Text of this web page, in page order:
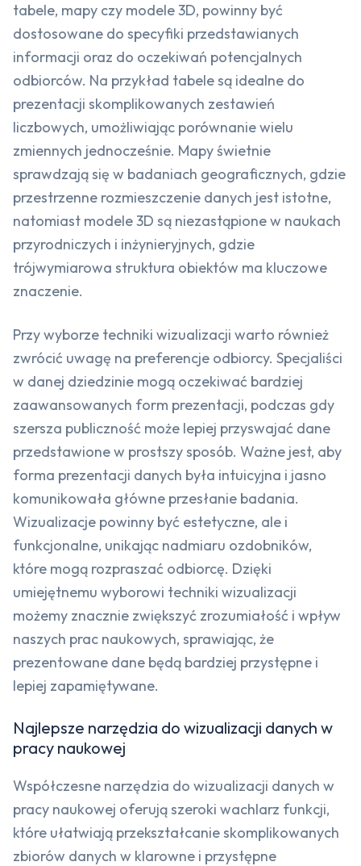
tabele, mapy czy modele 3D, powinny być
dostosowane do specyfiki przedstawianych
informacji oraz do oczekiwań potencjalnych
odbiorców. Na przykład tabele są idealne do
prezentacji skomplikowanych zestawień
liczbowych, umożliwiając porównanie wielu
zmiennych jednocześnie. Mapy świetnie
sprawdzają się w badaniach geograficznych, gdzie
przestrzenne rozmieszczenie danych jest istotne,
natomiast modele 3D są niezastąpione w naukach
przyrodniczych i inżynieryjnych, gdzie
trójwymiarowa struktura obiektów ma kluczowe
znaczenie.
Przy wyborze techniki wizualizacji warto również
zwrócić uwagę na preferencje odbiorcy. Specjaliści
w danej dziedzinie mogą oczekiwać bardziej
zaawansowanych form prezentacji, podczas gdy
szersza publiczność może lepiej przyswajać dane
przedstawione w prostszy sposób. Ważne jest, aby
forma prezentacji danych była intuicyjna i jasno
komunikowała główne przesłanie badania.
Wizualizacje powinny być estetyczne, ale i
funkcjonalne, unikając nadmiaru ozdobników,
które mogą rozpraszać odbiorcę. Dzięki
umiejętnemu wyborowi techniki wizualizacji
możemy znacznie zwiększyć zrozumiałość i wpływ
naszych prac naukowych, sprawiając, że
prezentowane dane będą bardziej przystępne i
lepiej zapamiętywane.
Najlepsze narzędzia do wizualizacji danych w
pracy naukowej
Współczesne narzędzia do wizualizacji danych w
pracy naukowej oferują szeroki wachlarz funkcji,
które ułatwiają przekształcanie skomplikowanych
zbiorów danych w klarowne i przystępne